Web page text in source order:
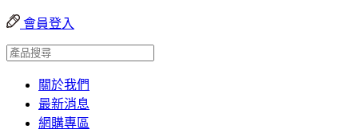
會員登入
關於我們
最新消息
網購專區